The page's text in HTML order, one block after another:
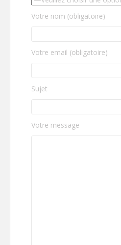
Votre nom (obligatoire)
Votre email (obligatoire)
Sujet
Votre message